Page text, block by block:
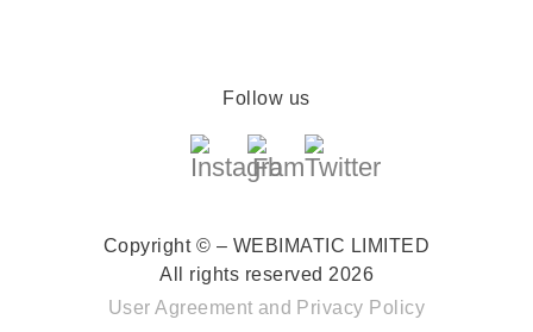
Follow us
Copyright © – WEBIMATIC LIMITED
All rights reserved 2026
User Agreement and Privacy Policy